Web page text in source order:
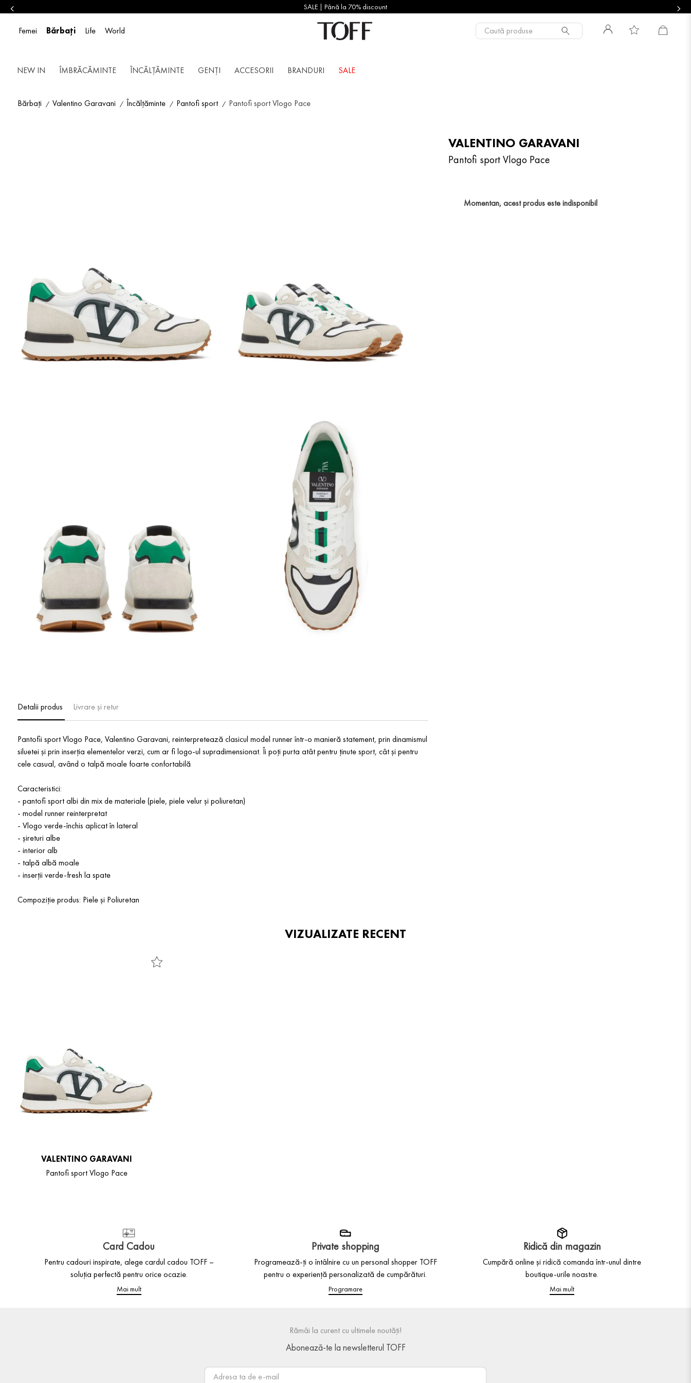
SALE | Până la 70% discount
Femei Bărbați Life World Caută produse
NEW IN ÎMBRĂCĂMINTE ÎNCĂLȚĂMINTE GENȚI ACCESORII BRANDURI SALE
Bărbați Valentino Garavani Încălțăminte Pantofi sport Pantofi sport Vlogo Pace
VALENTINO GARAVANI
Pantofi sport Vlogo Pace
Momentan, acest produs este indisponibil
Detalii produs Livrare și retur
Pantofii sport Vlogo Pace, Valentino Garavani, reinterpretează clasicul model runner într-o manieră statement, prin dinamismul
siluetei și prin inserția elementelor verzi, cum ar fi logo-ul supradimensionat. Îi poți purta atât pentru ținute sport, cât și pentru
cele casual, având o talpă moale foarte confortabilă
Caracteristici:
- pantofi sport albi din mix de materiale (piele, piele velur și poliuretan)
- model runner reinterpretat
- Vlogo verde-închis aplicat în lateral
- șireturi albe
- interior alb
- talpă albă moale
- inserții verde-fresh la spate
Compoziție produs: Piele și Poliuretan
VIZUALIZATE RECENT
VALENTINO GARAVANI
Pantofi sport Vlogo Pace
Card Cadou
Pentru cadouri inspirate, alege cardul cadou TOFF –
soluția perfectă pentru orice ocazie.
Mai mult
Private shopping
Programează-ți o întâlnire cu un personal shopper TOFF
pentru o experiență personalizată de cumpărături.
Programare
Ridică din magazin
Cumpără online și ridică comanda într-unul dintre
boutique-urile noastre.
Mai mult
Rămâi la curent cu ultimele noutăți!
Abonează-te la newsletterul TOFF